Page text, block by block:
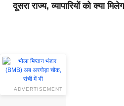
दूसरा राज्य, व्यापारियों को क्या
ADVERTISEMENT